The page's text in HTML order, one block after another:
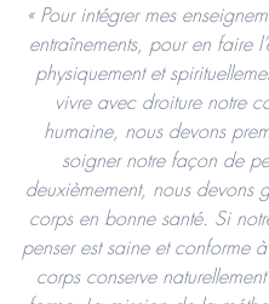
« Pour intégrer mes
entraînements, pour en faire
physiquement et
vivre avec droiture notre
humaine, nous devons
soigner notre façon de
deuxièmement, nous devons
corps en bonne santé. Si
penser est saine et conforme
corps conserve